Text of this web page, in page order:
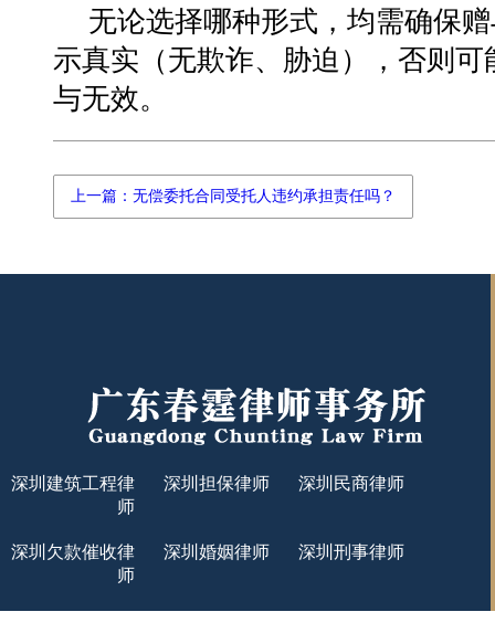
无论选择哪种形式，均需确保
示真实（无欺诈、胁迫），否则可
与无效。
上一篇：无偿委托合同受托人违约承担责任吗？
深圳建筑工程律
师
深圳担保律师 深圳民商律师
深圳欠款催收律
师
深圳婚姻律师 深圳刑事律师